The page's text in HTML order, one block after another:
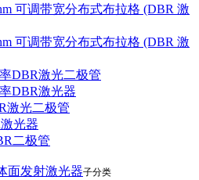
可调带宽分布式布拉格 (DBR 激
可调带宽分布式布拉格 (DBR 激
DBR激光二极管
DBR激光器
激光二极管
光器
二极管
面发射激光器子分类